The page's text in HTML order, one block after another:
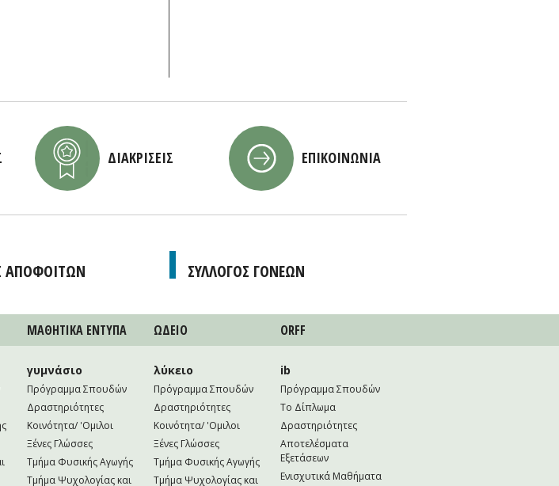
ΔΙΑΚΡΙΣΕΙΣ ΕΠΙΚΟΙΝΩΝΙΑ
ΑΠΟΦΟΙΤΩΝ ΣΥΛΛΟΓΟΣ ΓΟΝΕΩΝ
ΜΑΘΗΤΙΚA ΕΝΤΥΠΑ ΩΔΕΙΟ ORFF
γυμνάσιο
Πρόγραμμα Σπουδών
Δραστηριότητες
Κοινότητα/ 'Ομιλοι
Ξένες Γλώσσες
Τμήμα Φυσικής Αγωγής
Τμήμα Ψυχολογίας και
λύκειο
Πρόγραμμα Σπουδών
Δραστηριότητες
Κοινότητα/ 'Ομιλοι
Ξένες Γλώσσες
Τμήμα Φυσικής Αγωγής
Τμήμα Ψυχολογίας και
ib
Πρόγραμμα Σπουδών
Το Δίπλωμα
Δραστηριότητες
Αποτελέσματα
Εξετάσεων
Ενισχυτικά Μαθήματα